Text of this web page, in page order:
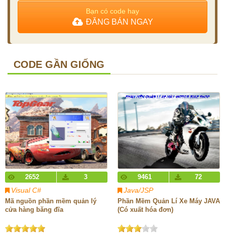
Bạn có code hay
ĐĂNG BÁN NGAY
CODE GẦN GIỐNG
2652 3
Visual C#
Mã nguồn phần mềm quản lý
cửa hàng băng đĩa
9461 72
Java/JSP
Phần Mềm Quản Lí Xe Máy JAVA
(Có xuất hóa đơn)